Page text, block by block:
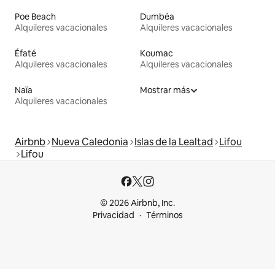
Poe Beach
Alquileres vacacionales
Dumbéa
Alquileres vacacionales
Éfaté
Alquileres vacacionales
Koumac
Alquileres vacacionales
Naïa
Alquileres vacacionales
Mostrar más
Airbnb Nueva Caledonia Islas de la Lealtad Lifou
Lifou
© 2026 Airbnb, Inc.
Privacidad
Términos